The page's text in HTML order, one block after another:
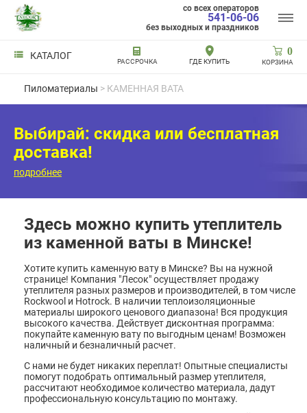
КАТАЛОГ
РАССРОЧКА ГДЕ КУПИТЬ
со всех операторов
541-06-06
без выходных и праздников
0
КОРЗИНА
Пиломатериалы > КАМЕННАЯ ВАТА
Выбирай: скидка или бесплатная
доставка!
подробнее
Здесь можно купить утеплитель
из каменной ваты в Минске!
Хотите купить каменную вату в Минске? Вы на нужной
странице! Компания "Лесок" осуществляет продажу
утеплителя разных размеров и производителей, в том числе
Rockwool и Hotrock. В наличии теплоизоляционные
материалы широкого ценового диапазона! Вся продукция
высокого качества. Действует дисконтная программа:
покупайте каменную вату по выгодным ценам! Возможен
наличный и безналичный расчет.
С нами не будет никаких переплат! Опытные специалисты
помогут подобрать оптимальный размер утеплителя,
рассчитают необходимое количество материала, дадут
профессиональную консультацию по монтажу.
Плиты из каменной ваты ROCKWOOL ROCKMIN
100x610x1000
Цена:82.00 / уп Итого:82.00BYN
Кол-во:
Количество
Плиты
из
каменной
ваты
В корзину Купить в 1 клик